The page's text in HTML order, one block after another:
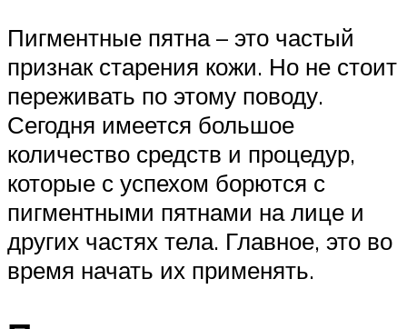
Пигментные пятна – это частый
признак старения кожи. Но не стоит
переживать по этому поводу.
Сегодня имеется большое
количество средств и процедур,
которые с успехом борются с
пигментными пятнами на лице и
других частях тела. Главное, это во
время начать их применять.